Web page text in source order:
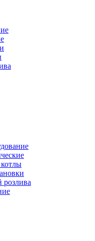
розлива